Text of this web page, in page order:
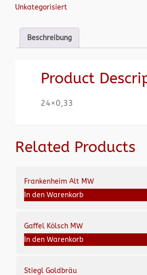
Unkategorisiert
Beschreibung
Product
24×0,33
Related Products
Frankenheim Alt MW
In den Warenkorb
Gaffel Kölsch MW
In den Warenkorb
Stiegl Goldbräu